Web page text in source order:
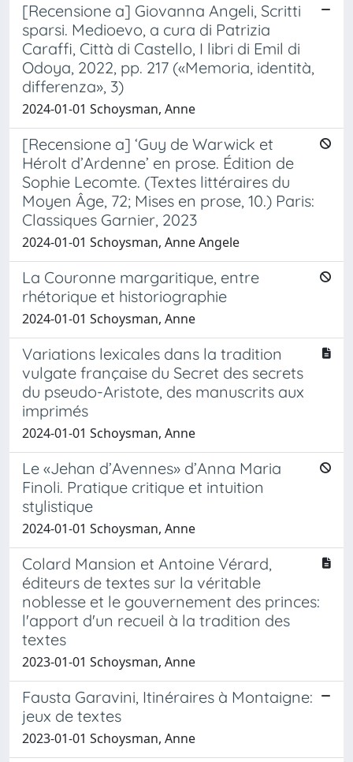
[Recensione a] Giovanna Angeli, Scritti
sparsi. Medioevo, a cura di Patrizia
Caraffi, Città di Castello, I libri di Emil di
Odoya, 2022, pp. 217 («Memoria, identità,
differenza», 3)
2024-01-01 Schoysman, Anne
[Recensione a] ‘Guy de Warwick et
Hérolt d’Ardenne’ en prose. Édition de
Sophie Lecomte. (Textes littéraires du
Moyen Âge, 72; Mises en prose, 10.) Paris:
Classiques Garnier, 2023
2024-01-01 Schoysman, Anne Angele
La Couronne margaritique, entre
rhétorique et historiographie
2024-01-01 Schoysman, Anne
Variations lexicales dans la tradition
vulgate française du Secret des secrets
du pseudo-Aristote, des manuscrits aux
imprimés
2024-01-01 Schoysman, Anne
Le «Jehan d’Avennes» d’Anna Maria
Finoli. Pratique critique et intuition
stylistique
2024-01-01 Schoysman, Anne
Colard Mansion et Antoine Vérard,
éditeurs de textes sur la véritable
noblesse et le gouvernement des princes:
l'apport d'un recueil à la tradition des
textes
2023-01-01 Schoysman, Anne
Fausta Garavini, Itinéraires à Montaigne:
jeux de textes
2023-01-01 Schoysman, Anne